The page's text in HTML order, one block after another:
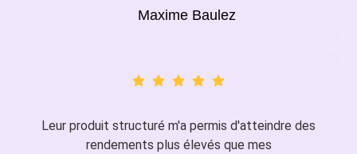
Maxime Baulez
Leur produit structuré m'a permis d'atteindre des
rendements plus élevés que mes